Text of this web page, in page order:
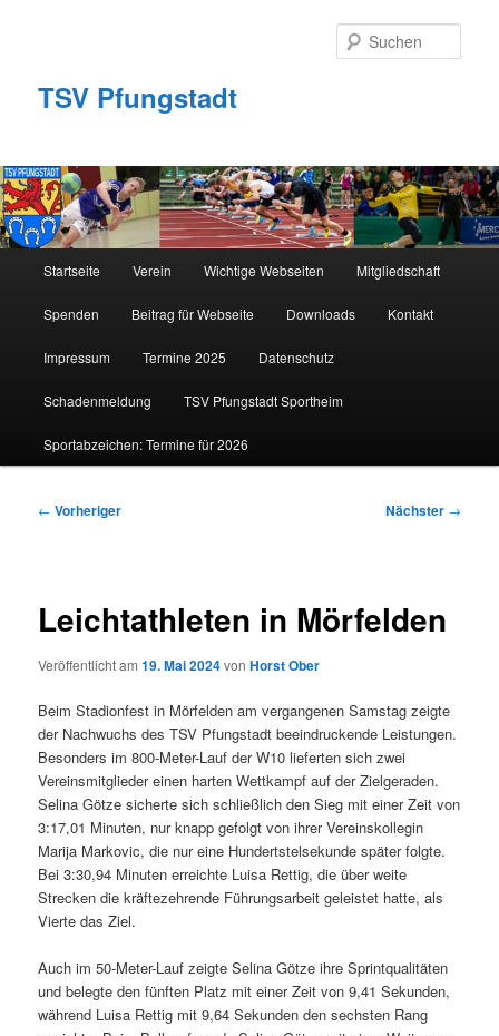
TSV Pfungstadt
Startseite Verein Wichtige Webseiten Mitgliedschaft
Spenden Beitrag für Webseite Downloads Kontakt
Impressum Termine 2025 Datenschutz
Schadenmeldung TSV Pfungstadt Sportheim
Sportabzeichen: Termine für 2026
Beitragsnavigation
← Vorheriger Nächster →
Leichtathleten in Mörfelden
Veröffentlicht am19. Mai 2024vonHorst Ober
Beim Stadionfest in Mörfelden am vergangenen Samstag zeigte
der Nachwuchs des TSV Pfungstadt beeindruckende Leistungen.
Besonders im 800-Meter-Lauf der W10 lieferten sich zwei
Vereinsmitglieder einen harten Wettkampf auf der Zielgeraden.
Selina Götze sicherte sich schließlich den Sieg mit einer Zeit von
3:17,01 Minuten, nur knapp gefolgt von ihrer Vereinskollegin
Marija Markovic, die nur eine Hundertstelsekunde später folgte.
Bei 3:30,94 Minuten erreichte Luisa Rettig, die über weite
Strecken die kräftezehrende Führungsarbeit geleistet hatte, als
Vierte das Ziel.
Auch im 50-Meter-Lauf zeigte Selina Götze ihre Sprintqualitäten
und belegte den fünften Platz mit einer Zeit von 9,41 Sekunden,
während Luisa Rettig mit 9,64 Sekunden den sechsten Rang